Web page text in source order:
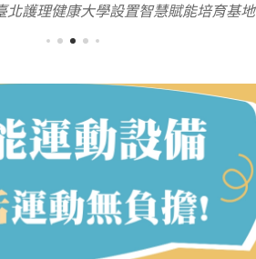
北護理健康大學設置智慧賦能培育基地